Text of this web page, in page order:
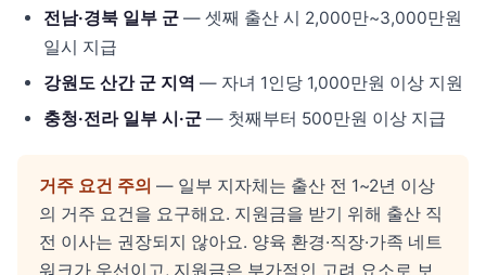
전남·경북 일부 군 — 셋째 출산 시 2,000만~3,000만원
일시 지급
강원도 산간 군 지역 — 자녀 1인당 1,000만원 이상 지원
충청·전라 일부 시·군 — 첫째부터 500만원 이상 지급
거주 요건 주의 — 일부 지자체는 출산 전 1~2년 이상
의 거주 요건을 요구해요. 지원금을 받기 위해 출산 직
전 이사는 권장되지 않아요. 양육 환경·직장·가족 네트
워크가 우선이고, 지원금은 부가적인 고려 요소로 보